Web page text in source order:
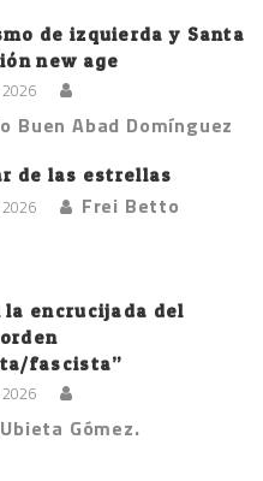
de izquierda y Santa
new age
Buen Abad Domínguez
de las estrellas
Frei Betto
la encrucijada del
fascista”
Gómez.